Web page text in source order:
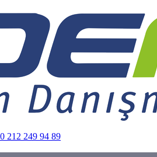
212 249 94 89